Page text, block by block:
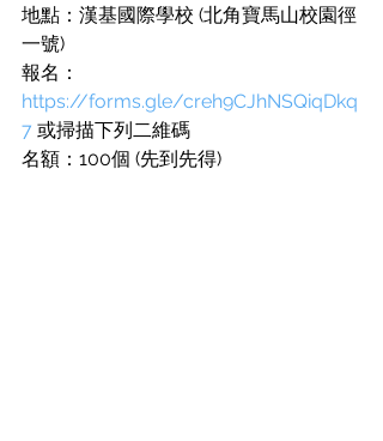
地點：漢基國際學校 (北角寶馬山校園徑
一號)
報名：
https://forms.gle/creh9CJhNSQiqDkq
7 或掃描下列二維碼
名額：100個 (先到先得)